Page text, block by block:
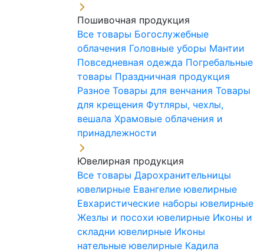
Пошивочная продукция
Все товары Богослужебные
облачения Головные уборы Мантии
Повседневная одежда Погребальные
товары Праздничная продукция
Разное Товары для венчания Товары
для крещения Футляры, чехлы,
вешала Храмовые облачения и
принадлежности
Ювелирная продукция
Все товары Дарохранительницы
ювелирные Евангелие ювелирные
Евхаристические наборы ювелирные
Жезлы и посохи ювелирные Иконы и
складни ювелирные Иконы
нательные ювелирные Кадила